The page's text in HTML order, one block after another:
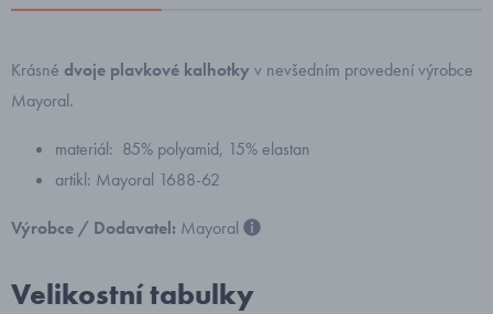
Krásné dvoje plavkové kalhotky v nevšedním provedení výrobce
Mayoral.
materiál: 85% polyamid, 15% elastan
artikl: Mayoral 1688-62
Výrobce / Dodavatel: Mayoral
Velikostní tabulky